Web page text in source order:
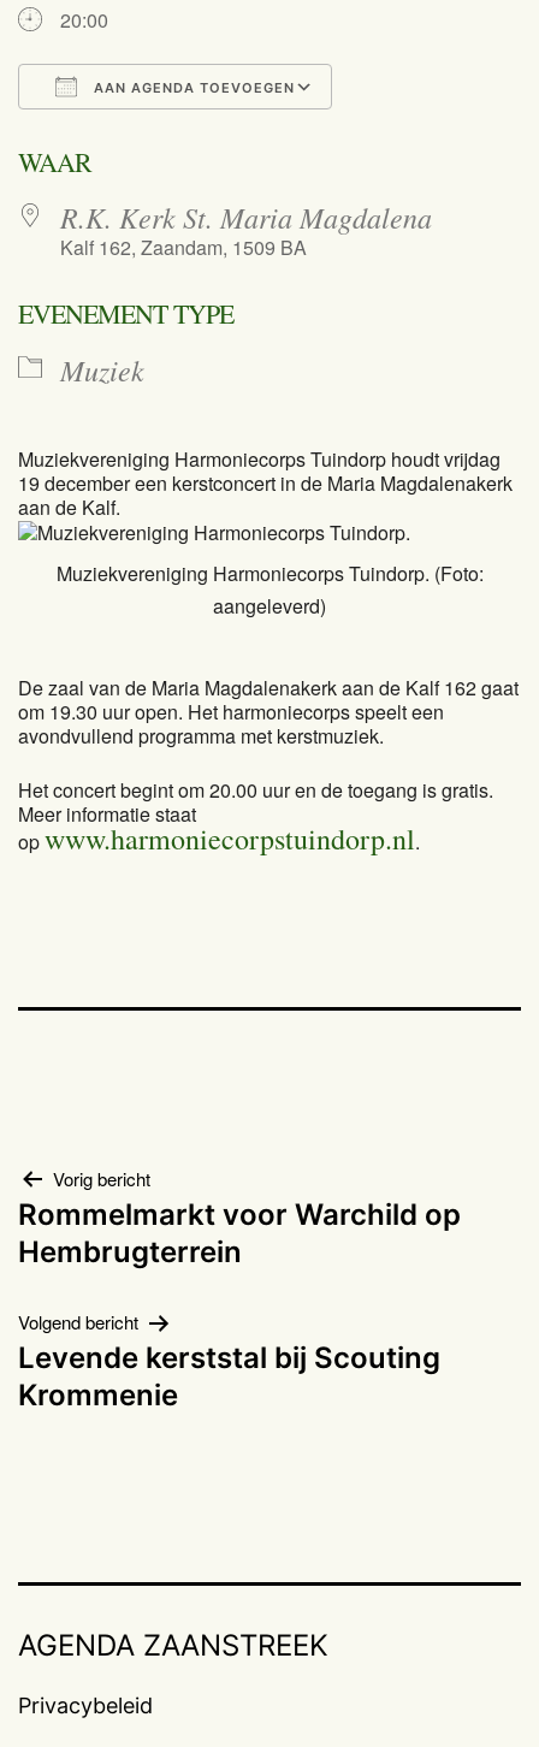
20:00
AAN AGENDA TOEVOEGEN
WAAR
R.K. Kerk St. Maria Magdalena
Kalf 162, Zaandam, 1509 BA
EVENEMENT TYPE
Muziek
Muziekvereniging Harmoniecorps Tuindorp houdt vrijdag
19 december een kerstconcert in de Maria Magdalenakerk
aan de Kalf.
Muziekvereniging Harmoniecorps Tuindorp. (Foto:
aangeleverd)
De zaal van de Maria Magdalenakerk aan de Kalf 162 gaat
om 19.30 uur open. Het harmoniecorps speelt een
avondvullend programma met kerstmuziek.
Het concert begint om 20.00 uur en de toegang is gratis.
Meer informatie staat
opwww.harmoniecorpstuindorp.nl.
Bericht
navigatie
Vorig bericht
Rommelmarkt voor Warchild op
Hembrugterrein
Volgend bericht
Levende kerststal bij Scouting
Krommenie
AGENDA ZAANSTREEK
Privacybeleid